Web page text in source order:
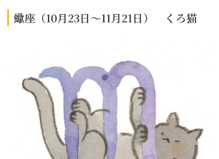
蠍座（10月23日～11月21日） くろ猫